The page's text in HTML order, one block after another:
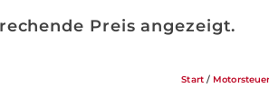
Preis angezeigt.
Start/